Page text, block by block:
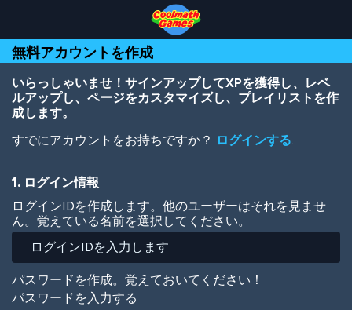
Top
of
Page
Navigation
Main
Content
Footer
ン
コ
ン
移
無料アカウントを作成
いらっしゃいませ！サインアップしてXPを獲得し、レベ
ルアップし、ページをカスタマイズし、プレイリストを作
成します。
すでにアカウントをお持ちですか？ ログインする.
1. ログイン情報
ログインIDを作成します。他のユーザーはそれを見ませ
ん。覚えている名前を選択してください。
パスワードを作成。覚えておいてください！
パスワードを入力する